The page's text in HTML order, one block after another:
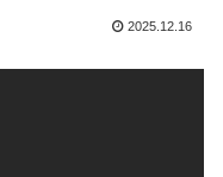
2025.12.16